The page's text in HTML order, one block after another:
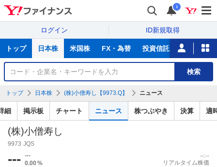
i
ログイン ID新規取得
サ
トップ 日本株 米国株 FX・為替 投資信託 ニュース
銘
検
索
検索
トップ 日本株 (株)小僧寿し【9973.Q】 ニュース
細 掲示板 チャート ニュース 株つぶやき 決算 適
(株)小僧寿し
9973 JQS
--- ---
0.00%
--:--
リアルタイム株価